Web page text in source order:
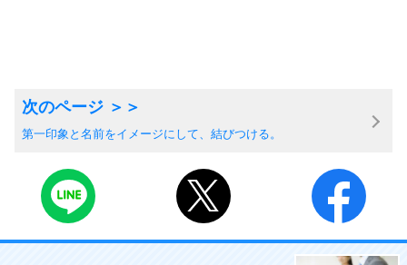
第一印象と名前をイメージにして、結びつける。